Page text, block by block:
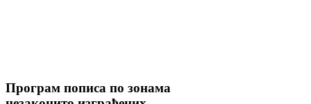
Програм пописа по зонама